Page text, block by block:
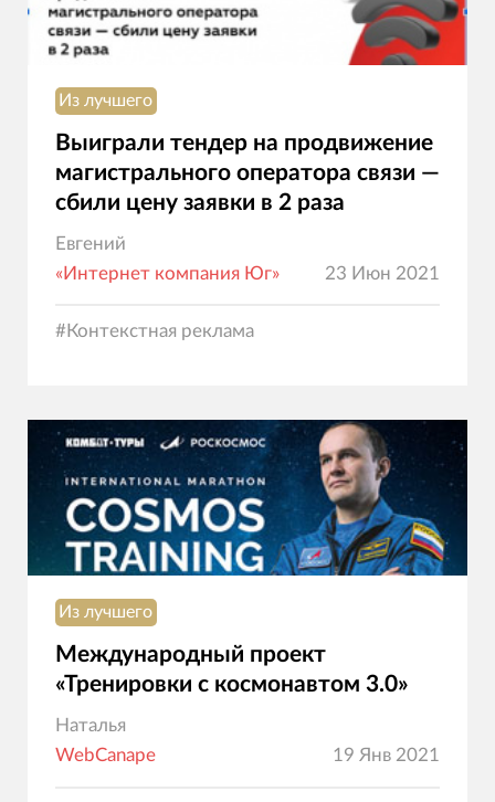
Из лучшего
Выиграли тендер на продвижение
магистрального оператора связи —
сбили цену заявки в 2 раза
Евгений
«Интернет компания Юг»
23 Июн 2021
#Контекстная реклама
Из лучшего
Международный проект
«Тренировки с космонавтом 3.0»
Наталья
WebCanape
19 Янв 2021